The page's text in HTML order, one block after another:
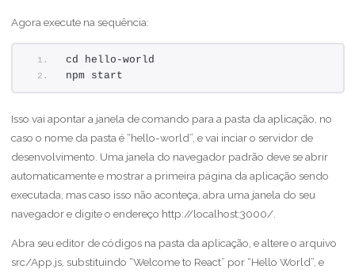
Agora execute na sequência:
cd hello-world
npm start
Isso vai apontar a janela de comando para a pasta da aplicação, no
caso o nome da pasta é “hello-world”, e vai inciar o servidor de
desenvolvimento. Uma janela do navegador padrão deve se abrir
automaticamente e mostrar a primeira página da aplicação sendo
executada, mas caso isso não aconteça, abra uma janela do seu
navegador e digite o endereço http://localhost:3000/.
Abra seu editor de códigos na pasta da aplicação, e altere o arquivo
src/App.js, substituindo “Welcome to React” por “Hello World”, e